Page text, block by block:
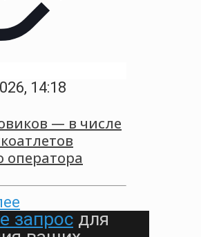
14:18
— в числе
оператора
запрос для